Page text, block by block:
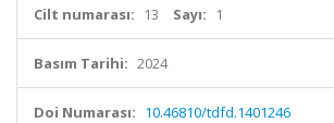
Cilt numarası: 13 Sayı: 1
Basım Tarihi: 2024
Doi Numarası: 10.46810/tdfd.1401246